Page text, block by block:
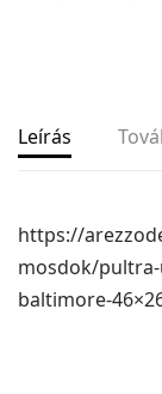
Leírás
https://
mosdok/
baltimore-